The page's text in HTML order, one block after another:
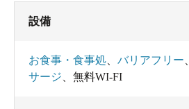
設備
お食事・食事処 バリアフリー
サージ
無料WI-FI